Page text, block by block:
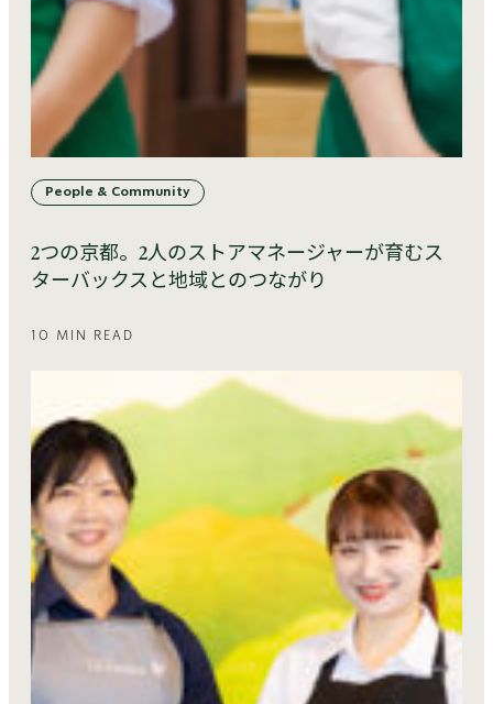
People & Community
2つの京都。2人のストアマネージャーが育むス
ターバックスと地域とのつながり
10 MIN READ